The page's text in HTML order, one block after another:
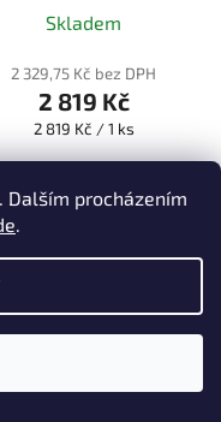
Dalším procházením
.
Skladem
2 329,75 Kč bez DPH
2 819 Kč
Měrná
cena:
2 819 Kč / 1 ks
DETAIL